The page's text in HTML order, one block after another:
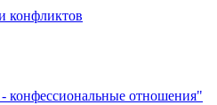
конфликтов
конфессиональные отношения"